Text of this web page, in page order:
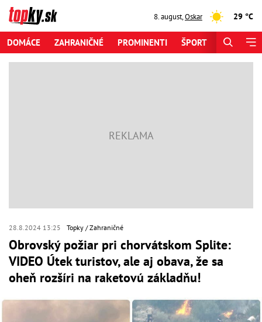
8. august,Oskar 29 °C
DOMÁCE ZAHRANIČNÉ PROMINENTI ŠPORT
28.8.2024 13:25 Topky Zahraničné
Obrovský požiar pri chorvátskom Splite:
VIDEO Útek turistov, ale aj obava, že sa
oheň rozšíri na raketovú základňu!